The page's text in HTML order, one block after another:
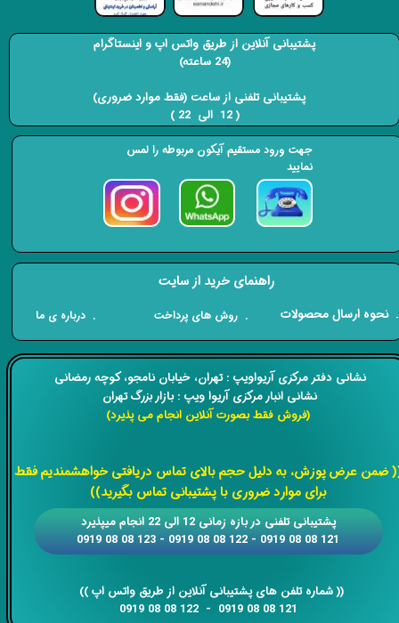
​​نشانی دفتر مرکزی آریواویپ : تهران، خیابان نامجو،کوچه رمضانی
نشانی انبار مرکزی آریوا ویپ : بازار بزرگ تهران
(فروش فقط بصورت آنلاین انجام می پذیرد)
ضمن عرض پوزش، به دلیل حجم بالای تماس دریافتی خواهشمندیم فقط
برای موارد ضروری با پشتیبانی تماس بگیرید))
​​​​​​​​​​​​​​(( ​​​​​​​شماره تلفن های پشتیبانی آنلاین از طریق واتس اپ ))
​​​​​​​121 08 08 0919 - 122 08 08 0919
​​پشتیبانی تلفنی در بازه زمانی 12 الی 22 انجام میپذیرد
121 08 08 0919 - 122 08 08 0919 - 123 08 08 0919
راهنمای خرید از سایت
​. نحوه ارسال محصولات . روش های پرداخت . درباره ی ما
پشتیبانی آنلاین از طریق واتس اپ و اینستاگرام
(24 ساعته)
​​​​​​​ پشتیبانی تلفنی از ساعت (فقط موارد ضروری)
( 12 الی 22 ) ​​​​​​​
جهت ورود مستقیم آیکون مربوطه را لمس
نمایید